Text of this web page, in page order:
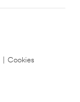
Cookies